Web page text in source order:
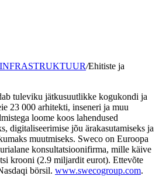
/Ehitiste ja
tuleviku jätkusuutlikke kogukondi ja
23 000 arhitekti, inseneri ja muu
loome koos lahendused
digitaliseerimise jõu ärakasutamiseks ja
muutmiseks. Sweco on Euroopa
konsultatsioonifirma, mille käive
krooni (2.9 miljardit eurot). Ettevõte
börsil. www.swecogroup.com.